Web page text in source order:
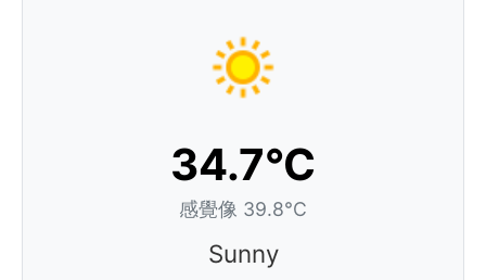
34.7°C
感覺像 39.8°C
Sunny